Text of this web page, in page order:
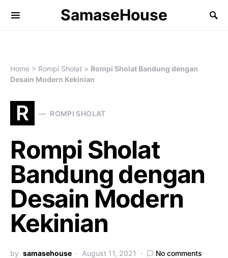
SamaseHouse
Search for:
Home > Rompi Sholat > Rompi Sholat Bandung dengan
Desain Modern Kekinian
R ROMPI SHOLAT
Rompi Sholat
Bandung dengan
Desain Modern
Kekinian
by samasehouse August 11, 2021 No comments